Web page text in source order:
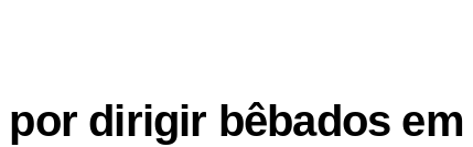
dirigir bêbados em